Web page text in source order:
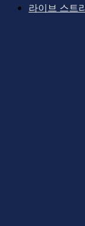
라이브 스트